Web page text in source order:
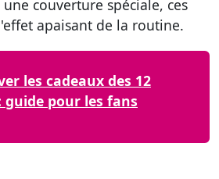
couverture spéciale, ces
apaisant de la routine.
les cadeaux des 12
guide pour les fans